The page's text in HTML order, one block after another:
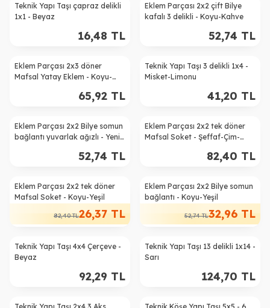
Teknik Yapı Taşı çapraz delikli
1x1 - Beyaz
16,48 TL
Eklem Parçası 2x2 çift Bilye
kafalı 3 delikli - Koyu-Kahve
52,74 TL
Eklem Parçası 2x3 döner
Mafsal Yatay Eklem - Koyu-
65,92 TL
Teknik Yapı Taşı 3 delikli 1x4 -
Misket-Limonu
41,20 TL
Eklem Parçası 2x2 Bilye somun
bağlantı yuvarlak ağızlı - Yeni-
52,74 TL
Eklem Parçası 2x2 tek döner
Mafsal Soket - Şeffaf-Çim-
82,40 TL
%68
Eklem Parçası 2x2 tek döner
Mafsal Soket - Koyu-Yeşil
82,40TL26,37 TL
%38
Eklem Parçası 2x2 Bilye somun
bağlantı - Koyu-Yeşil
52,74TL32,96 TL
Teknik Yapı Taşı 4x4 Çerçeve -
Beyaz
92,29 TL
Teknik Yapı Taşı 13 delikli 1x14 -
Sarı
124,70 TL